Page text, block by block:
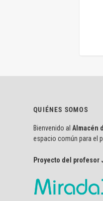
QUIÉNES SOMOS
Bienvenido al Almacén
espacio común para el
Proyecto del profesor